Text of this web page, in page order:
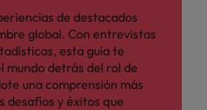
de destacados
global. Con entrevistas
esta guía te
mundo detrás del rol de
una comprensión más
desafíos y éxitos que